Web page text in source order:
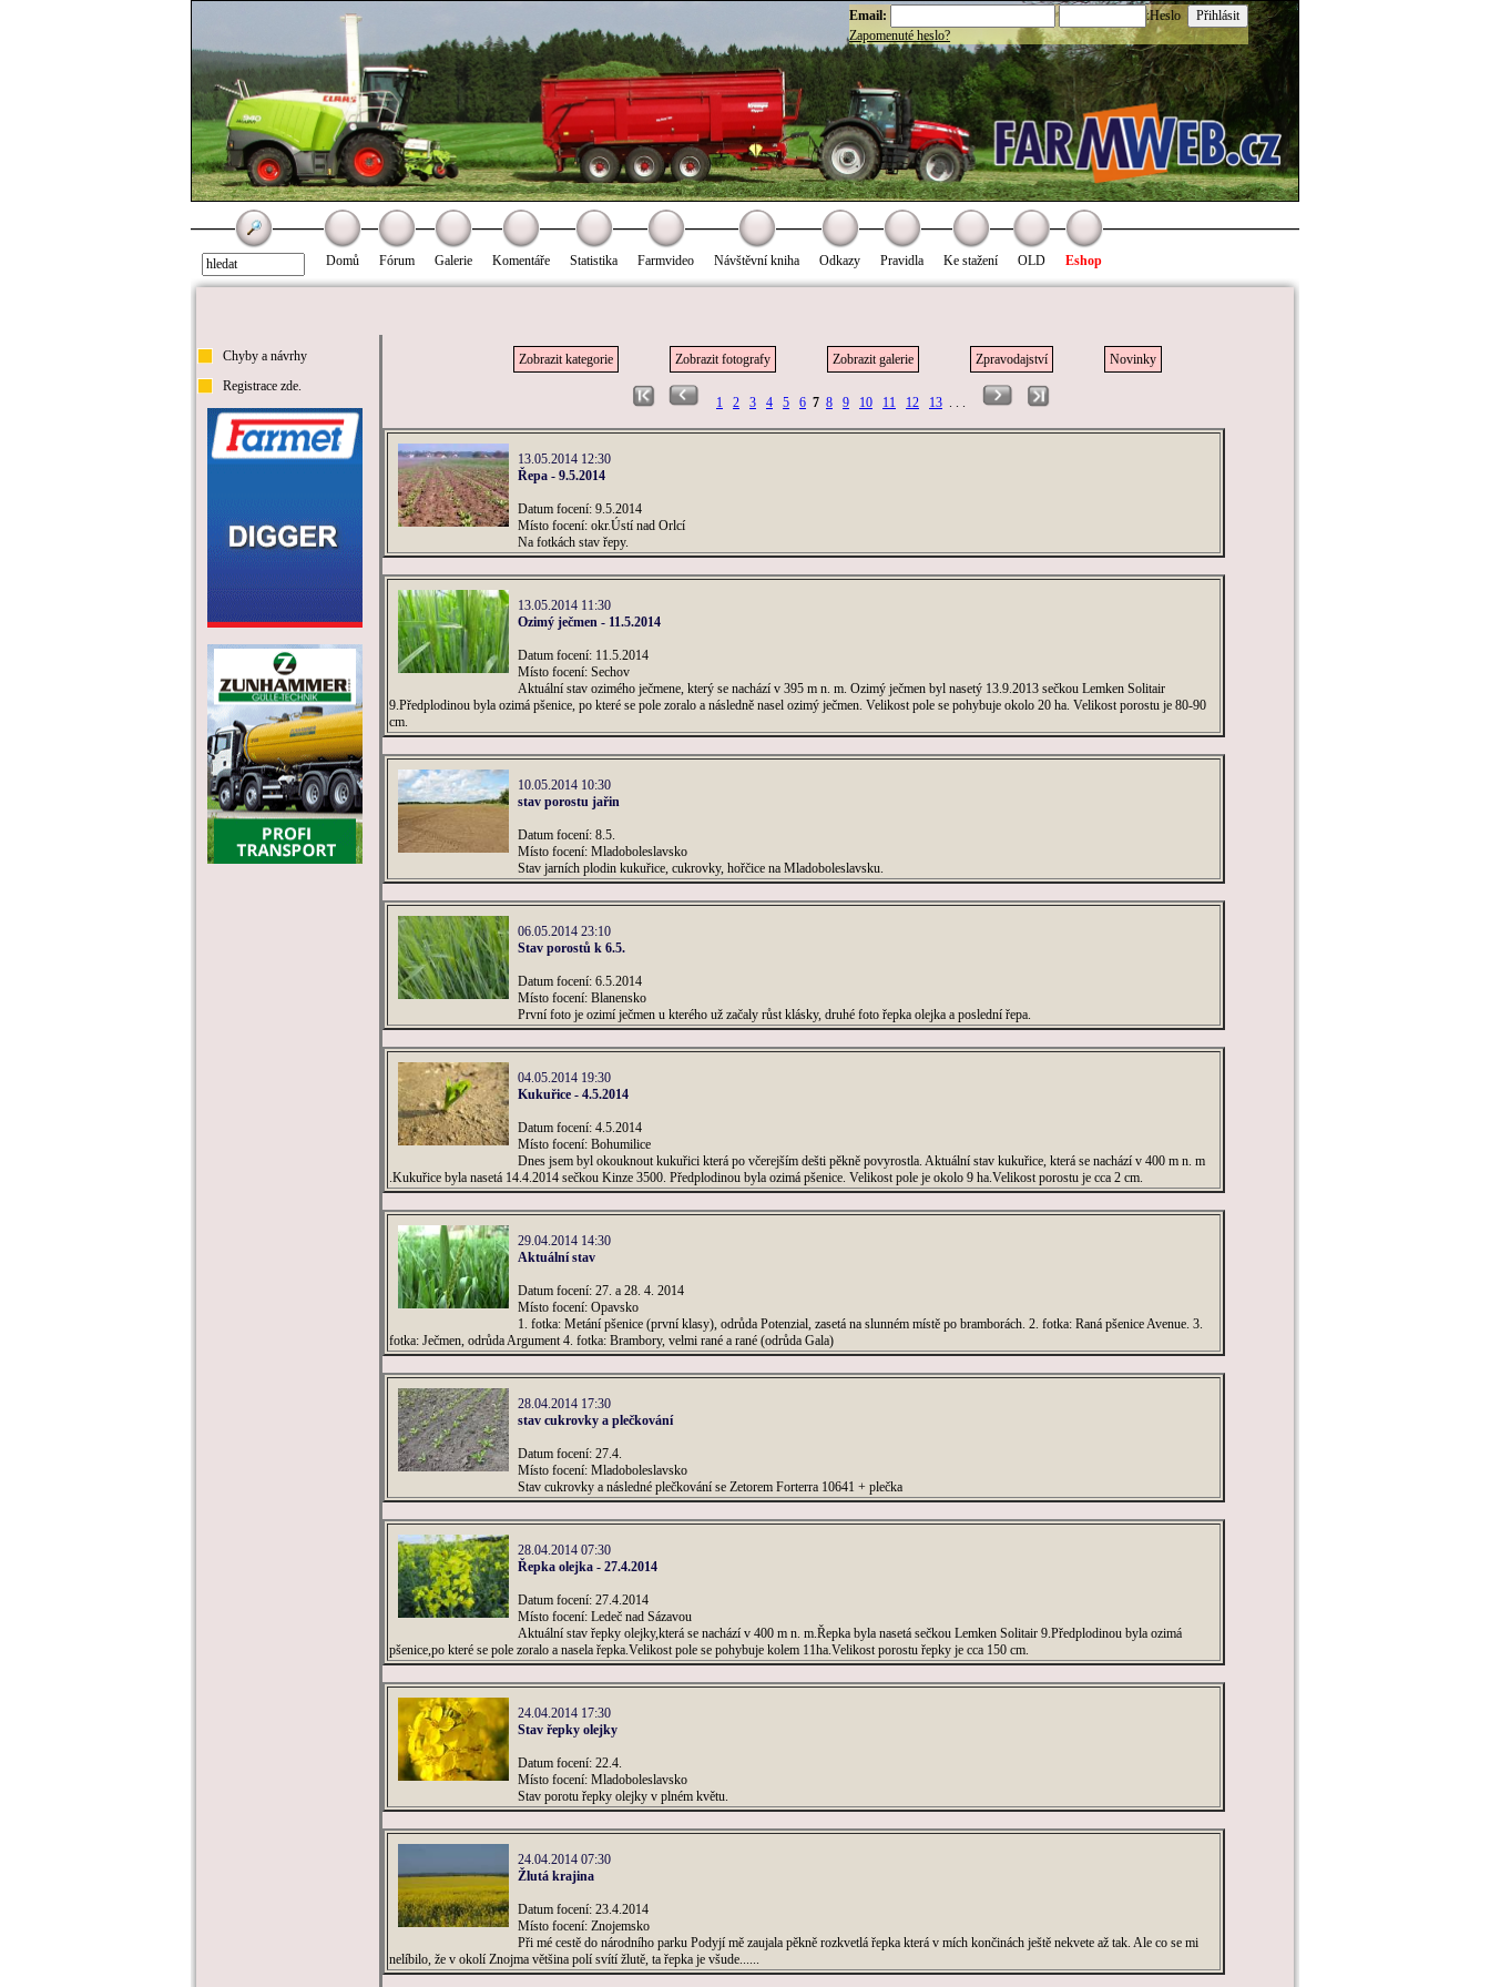
Email:
:Heslo
Zapomenuté heslo?
Domů Fórum Galerie Komentáře Statistika Farmvideo Návštěvní kniha Odkazy Pravidla Ke stažení OLD Eshop
Chyby a návrhy
Registrace zde.
Zobrazit kategorie Zobrazit fotografy Zobrazit galerie Zpravodajství Novinky
1 2 3 4 5 6 7 8 9 10 11 12 13 . . .
13.05.2014 12:30
Řepa - 9.5.2014
Datum focení: 9.5.2014
Místo focení: okr.Ústí nad Orlcí
Na fotkách stav řepy.
13.05.2014 11:30
Ozimý ječmen - 11.5.2014
Datum focení: 11.5.2014
Místo focení: Sechov
Aktuální stav ozimého ječmene, který se nachází v 395 m n. m. Ozimý ječmen byl nasetý 13.9.2013 sečkou Lemken Solitair
9.Předplodinou byla ozimá pšenice, po které se pole zoralo a následně nasel ozimý ječmen. Velikost pole se pohybuje okolo 20 ha. Velikost porostu je 80-90
cm.
10.05.2014 10:30
stav porostu jařin
Datum focení: 8.5.
Místo focení: Mladoboleslavsko
Stav jarních plodin kukuřice, cukrovky, hořčice na Mladoboleslavsku.
06.05.2014 23:10
Stav porostů k 6.5.
Datum focení: 6.5.2014
Místo focení: Blanensko
První foto je ozimí ječmen u kterého už začaly růst klásky, druhé foto řepka olejka a poslední řepa.
04.05.2014 19:30
Kukuřice - 4.5.2014
Datum focení: 4.5.2014
Místo focení: Bohumilice
Dnes jsem byl okouknout kukuřici která po včerejším dešti pěkně povyrostla. Aktuální stav kukuřice, která se nachází v 400 m n. m
.Kukuřice byla nasetá 14.4.2014 sečkou Kinze 3500. Předplodinou byla ozimá pšenice. Velikost pole je okolo 9 ha.Velikost porostu je cca 2 cm.
29.04.2014 14:30
Aktuální stav
Datum focení: 27. a 28. 4. 2014
Místo focení: Opavsko
1. fotka: Metání pšenice (první klasy), odrůda Potenzial, zasetá na slunném místě po bramborách. 2. fotka: Raná pšenice Avenue. 3.
fotka: Ječmen, odrůda Argument 4. fotka: Brambory, velmi rané a rané (odrůda Gala)
28.04.2014 17:30
stav cukrovky a plečkování
Datum focení: 27.4.
Místo focení: Mladoboleslavsko
Stav cukrovky a následné plečkování se Zetorem Forterra 10641 + plečka
28.04.2014 07:30
Řepka olejka - 27.4.2014
Datum focení: 27.4.2014
Místo focení: Ledeč nad Sázavou
Aktuální stav řepky olejky,která se nachází v 400 m n. m.Řepka byla nasetá sečkou Lemken Solitair 9.Předplodinou byla ozimá
pšenice,po které se pole zoralo a nasela řepka.Velikost pole se pohybuje kolem 11ha.Velikost porostu řepky je cca 150 cm.
24.04.2014 17:30
Stav řepky olejky
Datum focení: 22.4.
Místo focení: Mladoboleslavsko
Stav porotu řepky olejky v plném květu.
24.04.2014 07:30
Žlutá krajina
Datum focení: 23.4.2014
Místo focení: Znojemsko
Při mé cestě do národního parku Podyjí mě zaujala pěkně rozkvetlá řepka která v mích končinách ještě nekvete až tak. Ale co se mi
nelíbilo, že v okolí Znojma většina polí svítí žlutě, ta řepka je všude......